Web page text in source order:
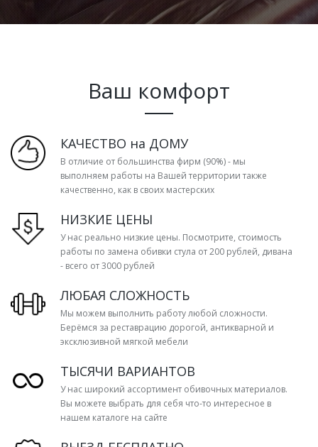
Ваш комфорт
КАЧЕСТВО на ДОМУ
В отличие от большинства фирм (90%) - мы
выполняем работы на Вашей территории также
качественно, как в своих мастерских
НИЗКИЕ ЦЕНЫ
У нас реально низкие цены. Посмотрите, стоимость
работы по замена обивки стула от 200 рублей, дивана
- всего от 3000 рублей
ЛЮБАЯ СЛОЖНОСТЬ
Мы можем выполнить работу любой сложности.
Берёмся за реставрацию дорогой, антикварной и
эксклюзивной мягкой мебели
ТЫСЯЧИ ВАРИАНТОВ
У нас широкий ассортимент обивочных материалов.
Вы можете выбрать для себя что-то интересное в
нашем каталоге на сайте